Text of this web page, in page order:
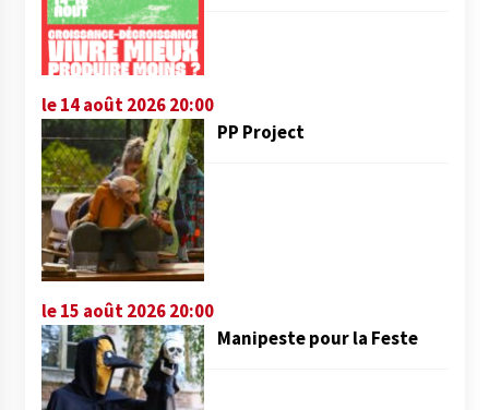
le 14 août 2026 20:00
PP Project
le 15 août 2026 20:00
Manipeste pour la Feste